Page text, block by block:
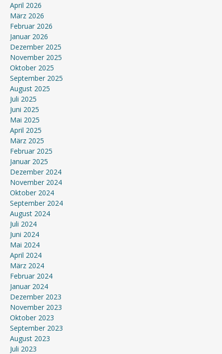
April 2026
März 2026
Februar 2026
Januar 2026
Dezember 2025
November 2025
Oktober 2025
September 2025
August 2025
Juli 2025
Juni 2025
Mai 2025
April 2025
März 2025
Februar 2025
Januar 2025
Dezember 2024
November 2024
Oktober 2024
September 2024
August 2024
Juli 2024
Juni 2024
Mai 2024
April 2024
März 2024
Februar 2024
Januar 2024
Dezember 2023
November 2023
Oktober 2023
September 2023
August 2023
Juli 2023